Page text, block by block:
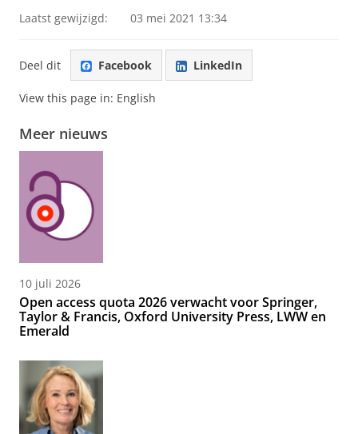
Laatst gewijzigd: 03 mei 2021 13:34
Deel dit Facebook LinkedIn
View this page in: English
Meer nieuws
10 juli 2026
Open access quota 2026 verwacht voor Springer,
Taylor & Francis, Oxford University Press, LWW en
Emerald